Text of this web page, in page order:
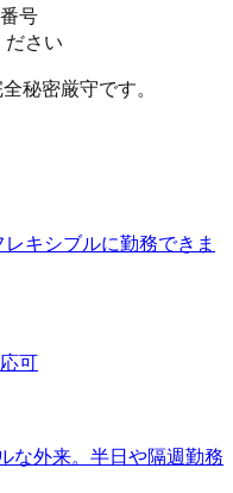
号
ださい
秘密厳守です。
キシブルに勤務できま
可
な外来。半日や隔週勤務